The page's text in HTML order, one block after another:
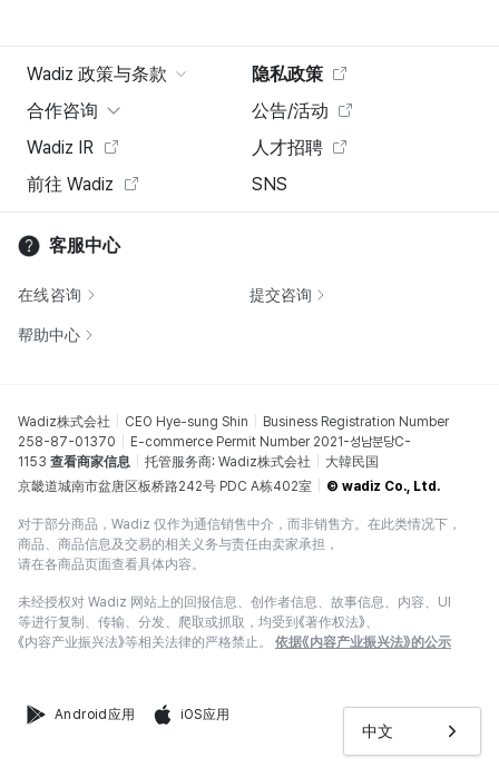
中文
Wadiz 政策与条款
隐私政策
合作咨询
公告/活动
Wadiz IR
人才招聘
前往 Wadiz
SNS
客服中心
在线咨询 提交咨询
帮助中心
Wadiz株式会社 CEO Hye-sung Shin
Business Registration Number
258-87-01370
E-commerce Permit Number 2021-성남분당C-
1153 查看商家信息 托管服务商: Wadiz株式会社
大韓民国
京畿道城南市盆唐区板桥路242号 PDC A栋402室
© wadiz Co., Ltd.
对于部分商品，Wadiz 仅作为通信销售中介，而非销售方。在此类情况下，
商品、商品信息及交易的相关义务与责任由卖家承担，
请在各商品页面查看具体内容。
未经授权对 Wadiz 网站上的回报信息、创作者信息、故事信息、内容、UI
等进行复制、传输、分发、爬取或抓取，均受到《著作权法》、
《内容产业振兴法》等相关法律的严格禁止。
依据《内容产业振兴法》的公示
Android应用 iOS应用